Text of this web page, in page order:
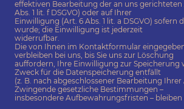
effektiven Bearbeitung der an uns
Abs. 1 lit. f DSGVO) oder auf Ihrer
Einwilligung (Art. 6 Abs. 1 lit. a DSGVO) sofern
wurde; die Einwilligung ist jederzeit
widerrufbar.
Die von Ihnen im Kontaktformular
verbleiben bei uns, bis Sie uns zur Löschung
auffordern, Ihre Einwilligung zur Speicherung
Zweck für die Datenspeicherung entfällt
(z. B. nach abgeschlossener Bearbeitung Ihrer
Zwingende gesetzliche Bestimmungen –
insbesondere Aufbewahrungsfristen – bleiben